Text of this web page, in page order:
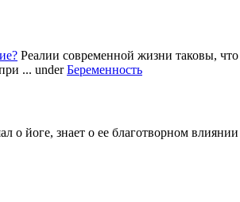
Реалии современной жизни таковы,
... underБеременность
йоге, знает о ее благотворном